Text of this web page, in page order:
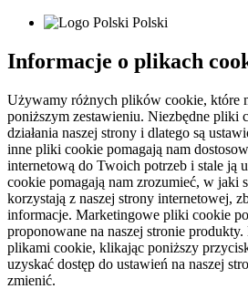
Polski
Informacje o plikach
Używamy różnych plików cookie, które
poniższym zestawieniu. Niezbędne pliki
działania naszej strony i dlatego są
inne pliki cookie pomagają nam
internetową do Twoich potrzeb i stale ją
cookie pomagają nam zrozumieć, w jaki
korzystają z naszej strony internetowej,
informacje. Marketingowe pliki cookie
proponowane na naszej stronie
plikami cookie, klikając poniższy
uzyskać dostęp do ustawień na naszej
zmienić.